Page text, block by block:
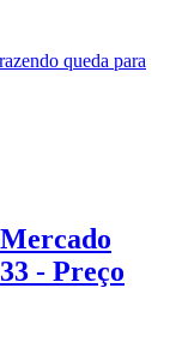
queda para
- Preço